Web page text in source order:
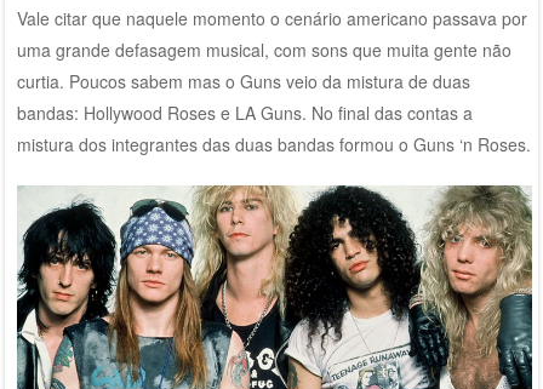
Vale citar que naquele momento o cenário americano passava por
uma grande defasagem musical, com sons que muita gente não
curtia. Poucos sabem mas o Guns veio da mistura de duas
bandas: Hollywood Roses e LA Guns. No final das contas a
mistura dos integrantes das duas bandas formou o Guns ‘n Roses.